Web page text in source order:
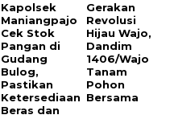
Kapolsek
Maniangpajo
Cek Stok
Pangan di
Gudang
Bulog,
Pastikan
Ketersediaan
Beras dan
Gerakan
Revolusi
Hijau Wajo,
Dandim
1406/Wajo
Tanam
Pohon
Bersama